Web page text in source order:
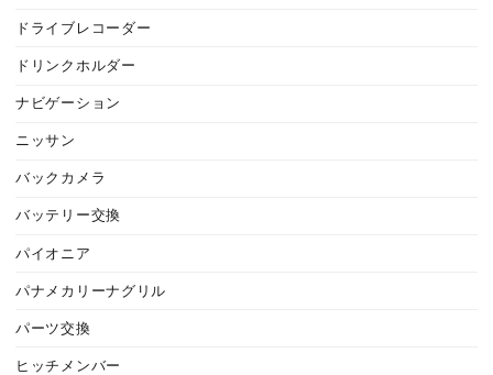
ドライブレコーダー
ドリンクホルダー
ナビゲーション
ニッサン
バックカメラ
バッテリー交換
パイオニア
パナメカリーナグリル
パーツ交換
ヒッチメンバー